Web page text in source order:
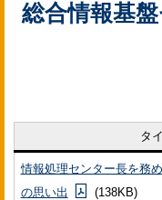
総合情報基
タ
情報処理センター長を務
の思い出
(138KB)